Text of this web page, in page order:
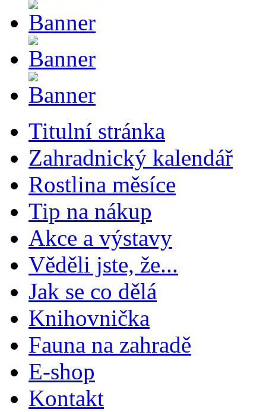
Titulní stránka
Zahradnický kalendář
Rostlina měsíce
Tip na nákup
Akce a výstavy
Věděli jste, že...
Jak se co dělá
Knihovnička
Fauna na zahradě
E-shop
Kontakt